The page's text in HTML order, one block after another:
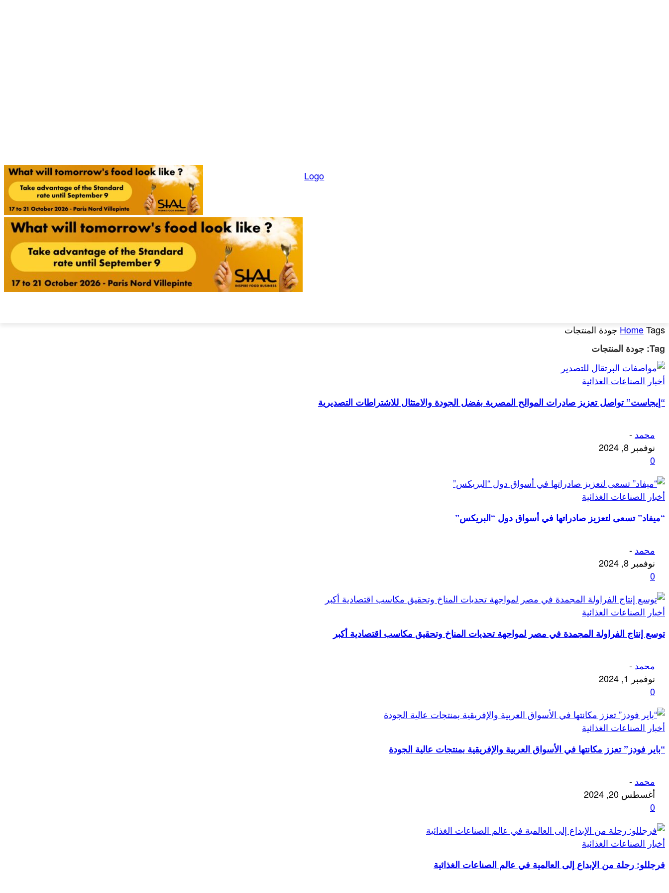
HomeTags
جودة المنتجات
Tag: جودة المنتجات
أخبار الصناعات الغذائية
“إيجاست” تواصل تعزيز صادرات الموالح المصرية بفضل الجودة والامتثال للاشتراطات التصديرية
محمد -
نوفمبر 8, 2024
0
أخبار الصناعات الغذائية
“ميفاد” تسعى لتعزيز صادراتها في أسواق دول “البريكس”
محمد -
نوفمبر 8, 2024
0
أخبار الصناعات الغذائية
توسع إنتاج الفراولة المجمدة في مصر لمواجهة تحديات المناخ وتحقيق مكاسب اقتصادية أكبر
محمد -
نوفمبر 1, 2024
0
أخبار الصناعات الغذائية
“باير فودز” تعزز مكانتها في الأسواق العربية والإفريقية بمنتجات عالية الجودة
محمد -
أغسطس 20, 2024
0
أخبار الصناعات الغذائية
فرجللو: رحلة من الإبداع إلى العالمية في عالم الصناعات الغذائية